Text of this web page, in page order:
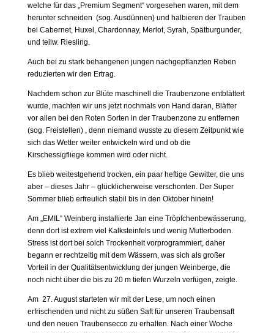
welche für das „Premium Segment“ vorgesehen waren, mit dem
herunter schneiden (sog. Ausdünnen) und halbieren der Trauben
bei Cabernet, Huxel, Chardonnay, Merlot, Syrah, Spätburgunder,
und teilw. Riesling.
Auch bei zu stark behangenen jungen nachgepflanzten Reben
reduzierten wir den Ertrag.
Nachdem schon zur Blüte maschinell die Traubenzone entblättert
wurde, machten wir uns jetzt nochmals von Hand daran, Blätter
vor allen bei den Roten Sorten in der Traubenzone zu entfernen
(sog. Freistellen) , denn niemand wusste zu diesem Zeitpunkt wie
sich das Wetter weiter entwickeln wird und ob die
Kirschessigfliege kommen wird oder nicht.
Es blieb weitestgehend trocken, ein paar heftige Gewitter, die uns
aber – dieses Jahr – glücklicherweise verschonten. Der Super
Sommer blieb erfreulich stabil bis in den Oktober hinein!
Am „EMIL“ Weinberg installierte Jan eine Tröpfchenbewässerung,
denn dort ist extrem viel Kalksteinfels und wenig Mutterboden.
Stress ist dort bei solch Trockenheit vorprogrammiert, daher
begann er rechtzeitig mit dem Wässern, was sich als großer
Vorteil in der Qualitätsentwicklung der jungen Weinberge, die
noch nicht über die bis zu 20 m tiefen Wurzeln verfügen, zeigte.
Am 27. August starteten wir mit der Lese, um noch einen
erfrischenden und nicht zu süßen Saft für unseren Traubensaft
und den neuen Traubensecco zu erhalten. Nach einer Woche